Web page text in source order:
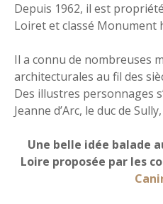
Depuis 1962, il est
Loiret et classé Monument
Il a connu de nombreuses
architecturales au fil des
Des illustres personnages
Jeanne d’Arc, le duc de
Une belle idée balade
Loire proposée par les